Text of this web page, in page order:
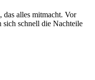
das alles mitmacht. Vor
sich schnell die Nachteile